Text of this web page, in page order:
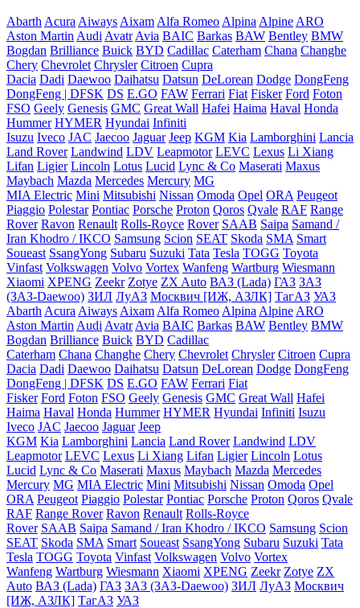
Abarth Acura Aiways Aixam Alfa Romeo Alpina Alpine ARO
Aston Martin Audi Avatr Avia BAIC Barkas BAW Bentley BMW
Bogdan Brilliance Buick BYD Cadillac Caterham Chana Changhe
Chery Chevrolet Chrysler Citroen Cupra
Dacia Dadi Daewoo Daihatsu Datsun DeLorean Dodge DongFeng
DongFeng | DFSK DS E.GO FAW Ferrari Fiat Fisker Ford Foton
FSO Geely Genesis GMC Great Wall Hafei Haima Haval Honda
Hummer HYMER Hyundai Infiniti
Isuzu Iveco JAC Jaecoo Jaguar Jeep KGM Kia Lamborghini Lancia
Land Rover Landwind LDV Leapmotor LEVC Lexus Li Xiang
Lifan Ligier Lincoln Lotus Lucid Lync & Co Maserati Maxus
Maybach Mazda Mercedes Mercury MG
MIA Electric Mini Mitsubishi Nissan Omoda Opel ORA Peugeot
Piaggio Polestar Pontiac Porsche Proton Qoros Qvale RAF Range
Rover Ravon Renault Rolls-Royce Rover SAAB Saipa Samand /
Iran Khodro / IKCO Samsung Scion SEAT Skoda SMA Smart
Soueast SsangYong Subaru Suzuki Tata Tesla TOGG Toyota
Vinfast Volkswagen Volvo Vortex Wanfeng Wartburg Wiesmann
Xiaomi XPENG Zeekr Zotye ZX Auto ВАЗ (Lada) ГАЗ ЗАЗ
(ЗАЗ-Daewoo) ЗИЛ ЛуАЗ Москвич [ИЖ, АЗЛК] ТагАЗ УАЗ
Abarth Acura Aiways Aixam Alfa Romeo Alpina Alpine ARO
Aston Martin Audi Avatr Avia BAIC Barkas BAW Bentley BMW
Bogdan Brilliance Buick BYD Cadillac
Caterham Chana Changhe Chery Chevrolet Chrysler Citroen Cupra
Dacia Dadi Daewoo Daihatsu Datsun DeLorean Dodge DongFeng
DongFeng | DFSK DS E.GO FAW Ferrari Fiat
Fisker Ford Foton FSO Geely Genesis GMC Great Wall Hafei
Haima Haval Honda Hummer HYMER Hyundai Infiniti Isuzu
Iveco JAC Jaecoo Jaguar Jeep
KGM Kia Lamborghini Lancia Land Rover Landwind LDV
Leapmotor LEVC Lexus Li Xiang Lifan Ligier Lincoln Lotus
Lucid Lync & Co Maserati Maxus Maybach Mazda Mercedes
Mercury MG MIA Electric Mini Mitsubishi Nissan Omoda Opel
ORA Peugeot Piaggio Polestar Pontiac Porsche Proton Qoros Qvale
RAF Range Rover Ravon Renault Rolls-Royce
Rover SAAB Saipa Samand / Iran Khodro / IKCO Samsung Scion
SEAT Skoda SMA Smart Soueast SsangYong Subaru Suzuki Tata
Tesla TOGG Toyota Vinfast Volkswagen Volvo Vortex
Wanfeng Wartburg Wiesmann Xiaomi XPENG Zeekr Zotye ZX
Auto ВАЗ (Lada) ГАЗ ЗАЗ (ЗАЗ-Daewoo) ЗИЛ ЛуАЗ Москвич
[ИЖ, АЗЛК] ТагАЗ УАЗ